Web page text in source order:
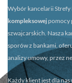
Wybór kancelariiStrefy
kompleksowej pomocy
szwajcarskich. Nasza
sporów z bankami,
analizy umowy, przez
Każdy klient jest dla